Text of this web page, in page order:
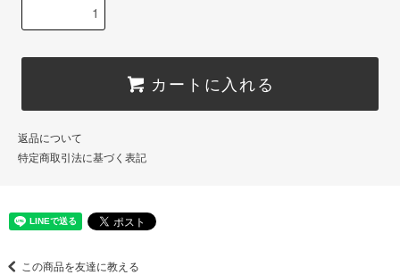
カートに入れる
返品について
特定商取引法に基づく表記
この商品を友達に教える